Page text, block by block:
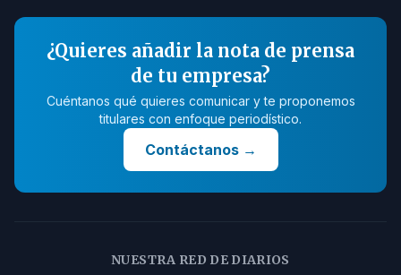
¿Quieres añadir la nota de prensa
de tu empresa?
Cuéntanos qué quieres comunicar y te proponemos
titulares con enfoque periodístico.
Contáctanos→
NUESTRA RED DE DIARIOS